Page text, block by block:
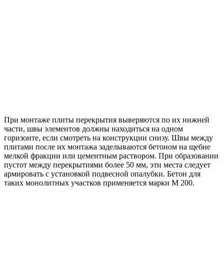
При монтаже плиты перекрытия выверяются по их нижней
части, швы элементов должны находиться на одном
горизонте, если смотреть на конструкции снизу. Швы между
плитами после их монтажа заделываются бетоном на щебне
мелкой фракции или цементным раствором. При образовании
пустот между перекрытиями более 50 мм, эти места следует
армировать с установкой подвесной опалубки. Бетон для
таких монолитных участков применяется марки М 200.